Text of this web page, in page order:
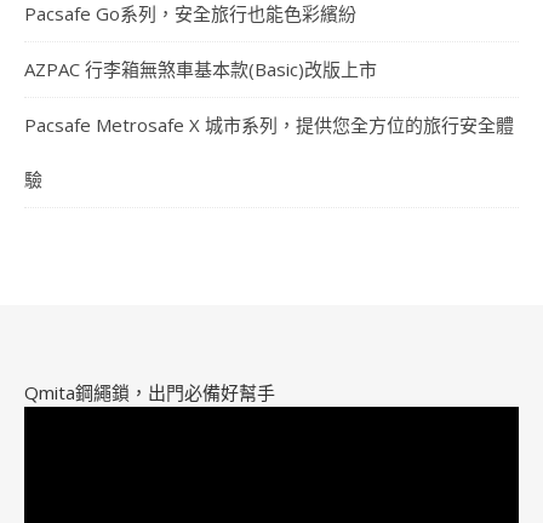
Pacsafe Go系列，安全旅行也能色彩繽紛
AZPAC 行李箱無煞車基本款(Basic)改版上市
Pacsafe Metrosafe X 城市系列，提供您全方位的旅行安全體
驗
Qmita鋼繩鎖，出門必備好幫手